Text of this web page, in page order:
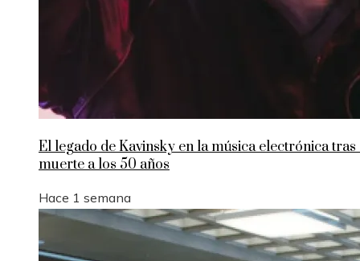
El legado de Kavinsky en la música electrónica tras
muerte a los 50 años
Hace 1 semana